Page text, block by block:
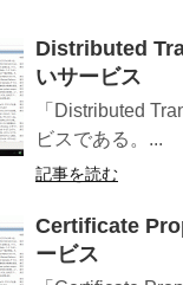
Distributed
いサービス
「Distributed
ビスである。...
記事を読む
Certificate
ービス